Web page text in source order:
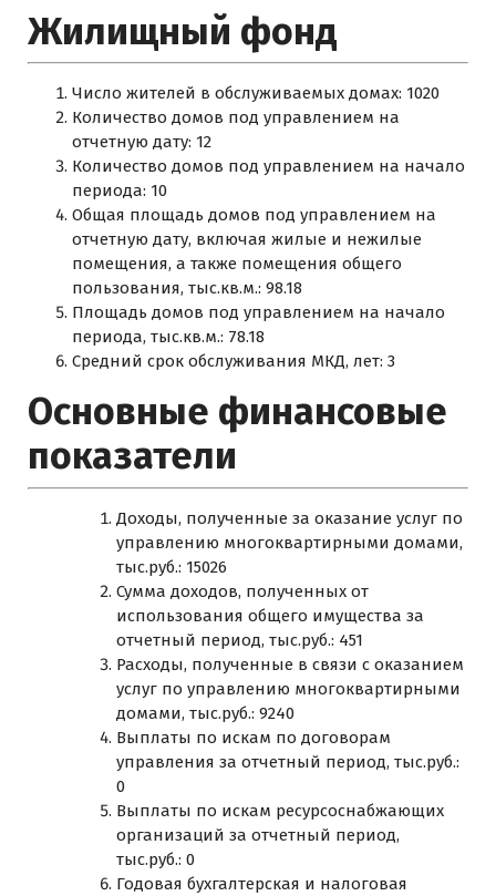
Жилищный фонд
Число жителей в обслуживаемых домах: 1020
Количество домов под управлением на
отчетную дату: 12
Количество домов под управлением на начало
периода: 10
Общая площадь домов под управлением на
отчетную дату, включая жилые и нежилые
помещения, а также помещения общего
пользования, тыс.кв.м.: 98.18
Площадь домов под управлением на начало
периода, тыс.кв.м.: 78.18
Средний срок обслуживания МКД, лет: 3
Основные финансовые
показатели
Доходы, полученные за оказание услуг по
управлению многоквартирными домами,
тыс.руб.: 15026
Сумма доходов, полученных от
использования общего имущества за
отчетный период, тыс.руб.: 451
Расходы, полученные в связи с оказанием
услуг по управлению многоквартирными
домами, тыс.руб.: 9240
Выплаты по искам по договорам
управления за отчетный период, тыс.руб.:
0
Выплаты по искам ресурсоснабжающих
организаций за отчетный период,
тыс.руб.: 0
Годовая бухгалтерская и налоговая